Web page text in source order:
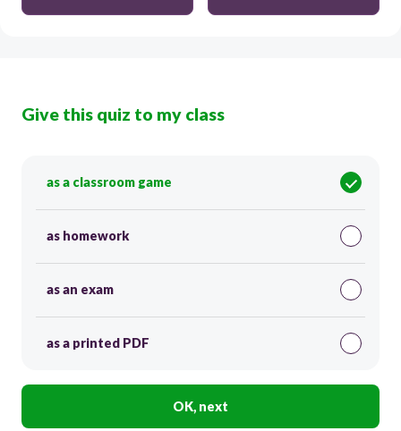
Give this quiz to my class
as a classroom game
as homework
as an exam
as a printed PDF
OK, next